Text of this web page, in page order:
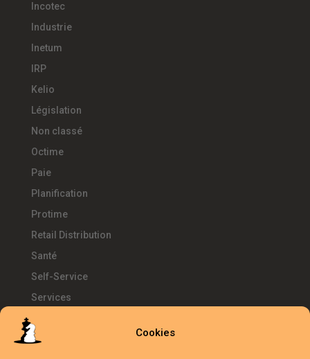
Cookies
Incotec
Industrie
Inetum
IRP
Kelio
Législation
Non classé
Octime
Paie
Planification
Protime
Retail Distribution
Santé
Self-Service
Services
Télétravail